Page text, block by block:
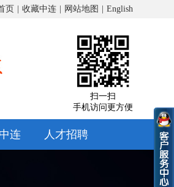
页 收藏中连 网站地图 English
扫一扫
手机访问更方便
连 人才招聘